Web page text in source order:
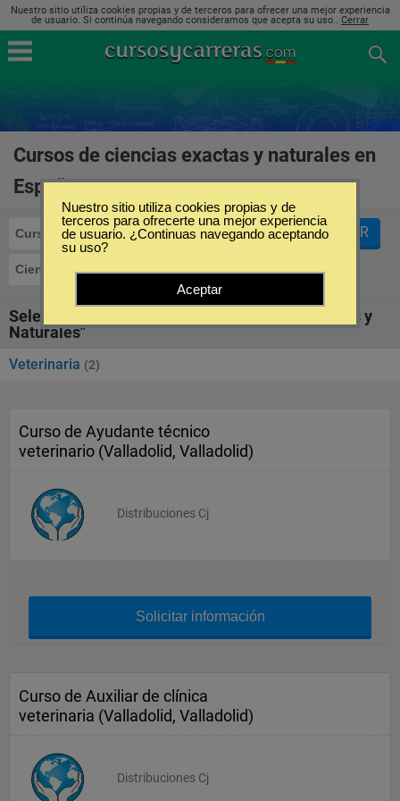
Nuestro sitio utiliza cookies propias y de terceros para ofrecer una mejor experiencia
de usuario. Si continúa navegando consideramos que acepta su uso.. Cerrar
Cursos de ciencias exactas y naturales en
España
Cursos
Ciencias Exactas y Naturales
FILTRAR
Seleccione la SubCategoría de "Ciencias Exactas y
Naturales"
Veterinaria (2)
Curso de Ayudante técnico
veterinario (Valladolid, Valladolid)
Distribuciones Cj
Solicitar información
Curso de Auxiliar de clínica
veterinaria (Valladolid, Valladolid)
Distribuciones Cj
Nuestro sitio utiliza cookies propias y de
terceros para ofrecerte una mejor experiencia
de usuario. ¿Continuas navegando aceptando
su uso?
Aceptar